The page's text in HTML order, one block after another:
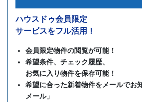
ハウスドゥ会員限定
サービスをフル活用！
会員限定物件の閲覧が可能！
希望条件、チェック履歴、
お気に入り物件を保存可能！
希望に合った新着物件をメールでお
メール」